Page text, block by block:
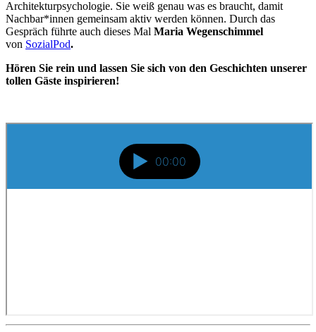
Architekturpsychologie. Sie weiß genau was es braucht, damit
Nachbar*innen gemeinsam aktiv werden können. Durch das
Gespräch führte auch dieses Mal Maria Wegenschimmel
von SozialPod.
Hören Sie rein und lassen Sie sich von den Geschichten unserer
tollen Gäste inspirieren!